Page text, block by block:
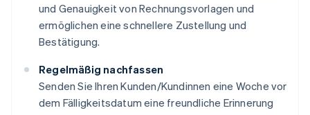
und Genauigkeit von Rechnungsvorlagen und
ermöglichen eine schnellere Zustellung und
Bestätigung.
Regelmäßig nachfassen
Senden Sie Ihren Kunden/Kundinnen eine Woche vor
dem Fälligkeitsdatum eine freundliche Erinnerung